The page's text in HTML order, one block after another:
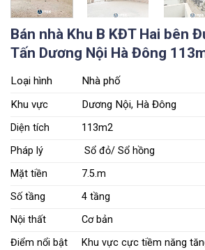
Bán nhà Khu B KĐT Hai bên
Tấn Dương Nội Hà Đông
Loại hình
Nhà phố
Khu vực
Dương Nội, Hà Đông
Diện tích
113m2
Pháp lý
Sổ đỏ/ Sổ hồng
Mặt tiền
7.5.m
Số tầng
4 tầng
Nội thất
Cơ bản
Điểm nổi bật
Khu vực cực tiềm năng